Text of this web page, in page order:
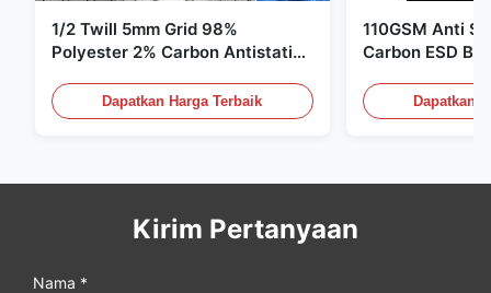
1/2 Twill 5mm Grid 98%
Polyester 2% Carbon Antistatic
Dapatkan Harga Terbaik
110GSM Anti
Carbon ESD
Dapatkan
Kirim Pertanyaan
Nama *